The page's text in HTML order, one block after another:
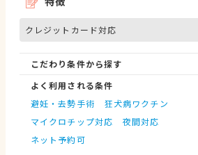
クレジットカード対応
こだわり条件から探す
よく利用される条件
避妊・去勢手術
狂犬病ワクチン
マイクロチップ対応
夜間対応
ネット予約可